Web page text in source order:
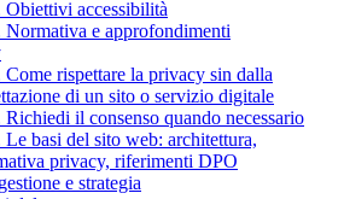
Obiettivi accessibilità
Normativa e approfondimenti
Come rispettare la privacy sin dalla
di un sito o servizio digitale
Richiedi il consenso quando necessario
Le basi del sito web: architettura,
privacy, riferimenti DPO
e strategia